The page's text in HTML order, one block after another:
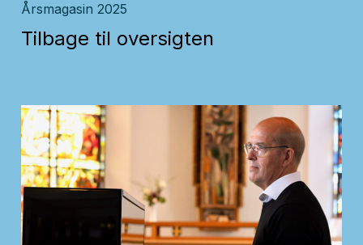
Årsmagasin 2025
Tilbage til oversigten